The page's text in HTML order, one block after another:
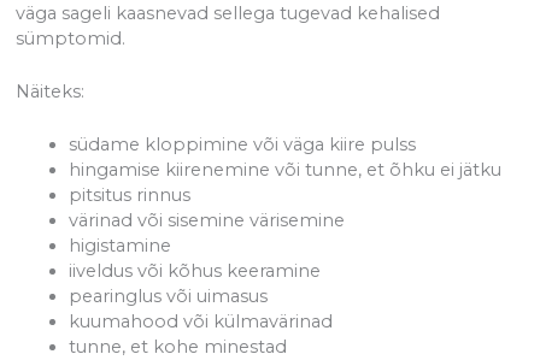
väga sageli kaasnevad sellega tugevad kehalised
sümptomid.
Näiteks:
südame kloppimine või väga kiire pulss
hingamise kiirenemine või tunne, et õhku ei jätku
pitsitus rinnus
värinad või sisemine värisemine
higistamine
iiveldus või kõhus keeramine
pearinglus või uimasus
kuumahood või külmavärinad
tunne, et kohe minestad